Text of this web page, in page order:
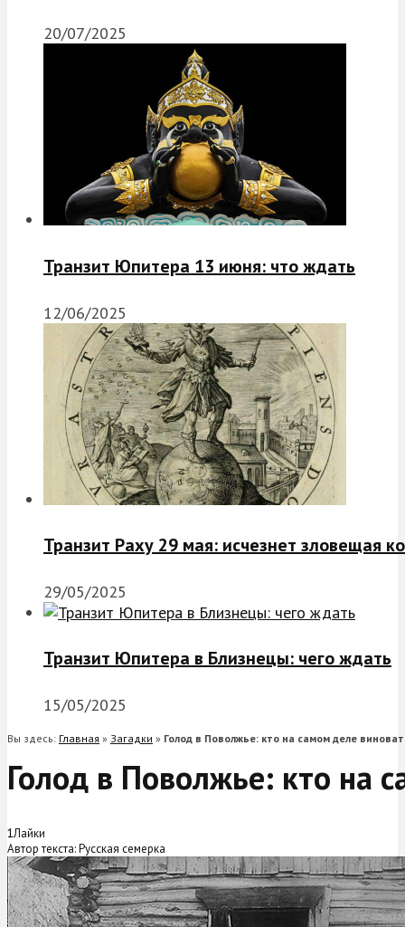
20/07/2025
Транзит Юпитера 13 июня: что ждать
12/06/2025
Транзит Раху 29 мая: исчезнет зловещая
29/05/2025
Транзит Юпитера в Близнецы: чего ждать
15/05/2025
Вы здесь: Главная » Загадки » Голод в Поволжье: кто на самом деле виноват
Голод в Поволжье: кто на
1Лайки
Автор текста: Русская семерка